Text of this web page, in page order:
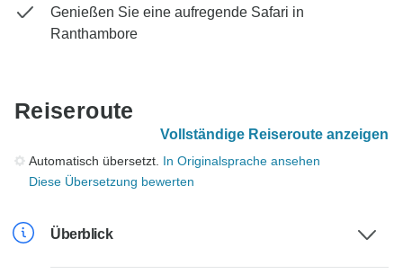
Genießen Sie eine aufregende Safari in
Ranthambore
Reiseroute
Vollständige Reiseroute anzeigen
Automatisch übersetzt. In Originalsprache ansehen
Diese Übersetzung bewerten
Überblick